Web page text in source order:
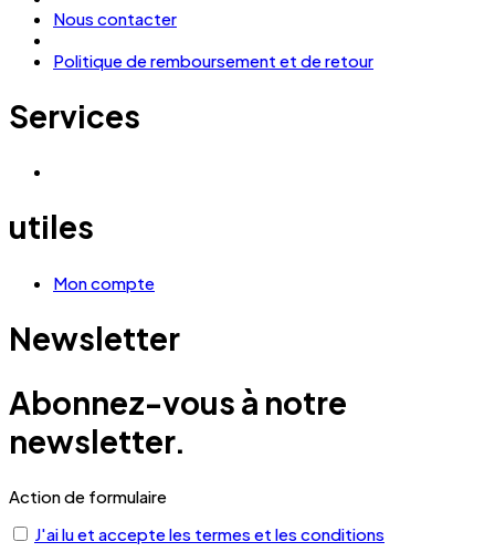
Nous contacter
Politique de remboursement et de retour
Services
utiles
Mon compte
Newsletter
Abonnez-vous à notre
newsletter.
Action de formulaire
J'ai lu et accepte les termes et les conditions